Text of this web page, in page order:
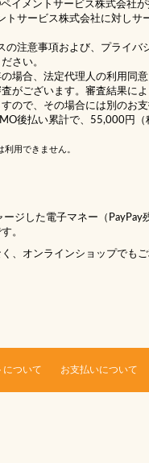
イメントサービス株式会社が
トサービス株式会社に対しサ
の注意事項および、 プライバ
さい。
場合、法定代理人の利用同
査がございます。審査結果に
ので、その場合には別のお
後払い累計で、55,000円（
用できません。
ージした電子マネー（
。
、オンラインショップでもご
について お支払いについて